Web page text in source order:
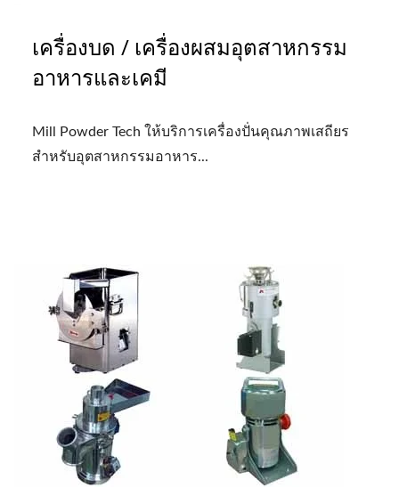
เครื่องบด / เครื่องผสมอุตสาหกรรม
อาหารและเคมี
Mill Powder Tech ให้บริการเครื่องปั่นคุณภาพเสถียร
สำหรับอุตสาหกรรมอาหาร...